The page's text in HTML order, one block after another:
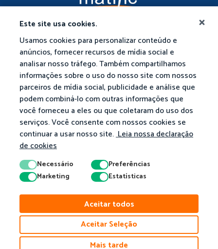
Este site usa cookies.
Usamos cookies para personalizar conteúdo e
anúncios, fornecer recursos de mídia social e
analisar nosso tráfego. Também compartilhamos
informações sobre o uso do nosso site com nossos
parceiros de mídia social, publicidade e análise que
podem combiná-lo com outras informações que
você forneceu a eles ou que coletaram do uso dos
serviços. Você consente com nossos cookies se
continuar a usar nosso site.Leia nossa declaração
de cookies
Necessário
Preferências
Marketing
Estatísticas
Aceitar todos
Aceitar Seleção
Mais tarde
Privacidade Termos Política De Cookies